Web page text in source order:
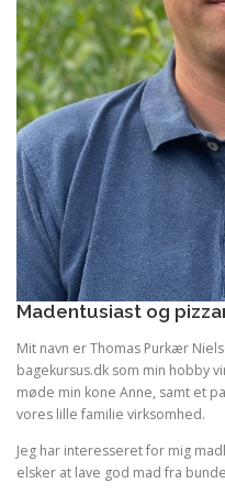
Madentusiast og
Mit navn er Thomas Purkær
bagekursus.dk som min hobby
møde min kone Anne, samt et
vores lille familie virksomhed.
Jeg har interesseret for mig
elsker at lave god mad fra